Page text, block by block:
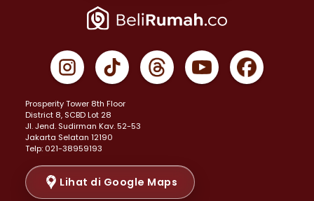
Properti Dijual di Jakarta Pusat >
Properti Dijual di Gambir >
Properti Dijual di Johar Baru >
Properti Dijual di Menteng >
Properti Dijual di Senen >
Properti Dijual di Tanah Abang >
Properti Dijual di Cikini >
Properti Dijual di Kramat >
Properti Dijual di Pasar Baru >
Prosperity Tower 8th Floor
District 8, SCBD Lot 28
JI. Jend. Sudirman Kav. 52-53
Jakarta Selatan 12190
Telp: 021-38959193
Lihat di Google Maps